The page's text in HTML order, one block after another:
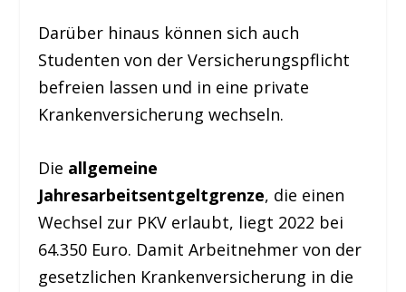
Darüber hinaus können sich auch
Studenten von der Versicherungspflicht
befreien lassen und in eine private
Krankenversicherung wechseln.
Die allgemeine
Jahresarbeitsentgeltgrenze, die einen
Wechsel zur PKV erlaubt, liegt 2022 bei
64.350 Euro. Damit Arbeitnehmer von der
gesetzlichen Krankenversicherung in die